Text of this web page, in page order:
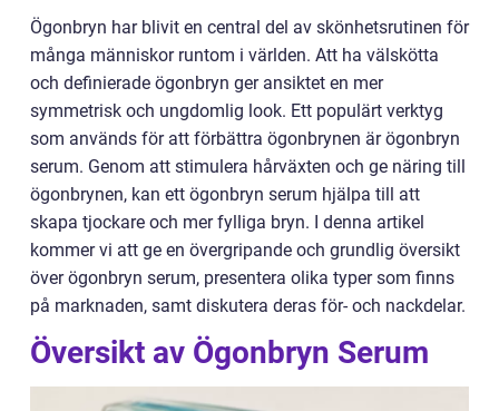
Ögonbryn har blivit en central del av skönhetsrutinen för
många människor runtom i världen. Att ha välskötta
och definierade ögonbryn ger ansiktet en mer
symmetrisk och ungdomlig look. Ett populärt verktyg
som används för att förbättra ögonbrynen är ögonbryn
serum. Genom att stimulera hårväxten och ge näring till
ögonbrynen, kan ett ögonbryn serum hjälpa till att
skapa tjockare och mer fylliga bryn. I denna artikel
kommer vi att ge en övergripande och grundlig översikt
över ögonbryn serum, presentera olika typer som finns
på marknaden, samt diskutera deras för- och nackdelar.
Översikt av Ögonbryn Serum